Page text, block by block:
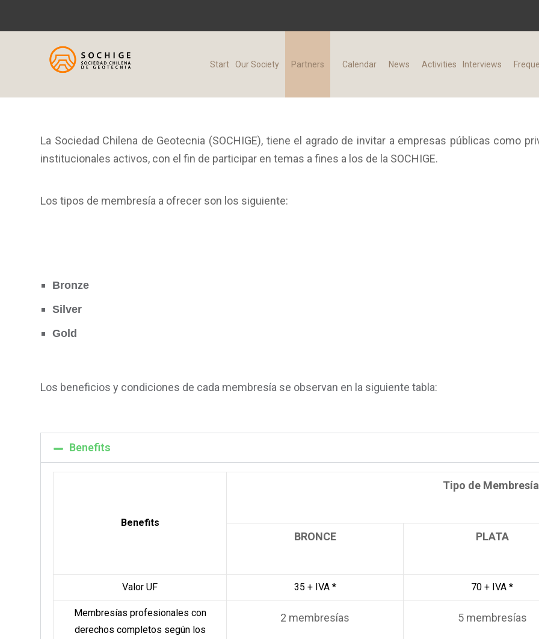
Start Our Society Partners Calendar News Activities Interviews
La Sociedad Chilena de Geotecnia (SOCHIGE), tiene el agrado de invitar a empresas públicas como
institucionales activos, con el fin de participar en temas a fines a los de la SOCHIGE.
Los tipos de membresía a ofrecer son los siguiente:
Bronze
Silver
Gold
Los beneficios y condiciones de cada membresía se observan en la siguiente tabla:
Benefits
Benefits
Tipo de Membresía
BRONCE PLATA
Valor UF 35 + IVA * 70 + IVA *
Membresías profesionales con
derechos completos según los
2 membresías 5 membresías